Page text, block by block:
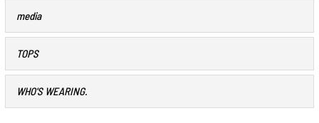
media
TOPS
WHO'S WEARING.